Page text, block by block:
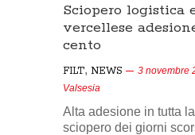
Sciopero logistica
vercellese
cento
FILT, NEWS 3 novembre
Valsesia
Alta adesione in tutta
sciopero dei giorni